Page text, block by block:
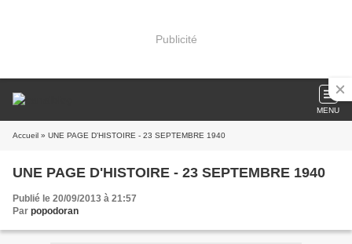
Publicité
MENU
Accueil » UNE PAGE D'HISTOIRE - 23 SEPTEMBRE 1940
UNE PAGE D'HISTOIRE - 23 SEPTEMBRE 1940
Publié le 20/09/2013 à 21:57
Par popodoran